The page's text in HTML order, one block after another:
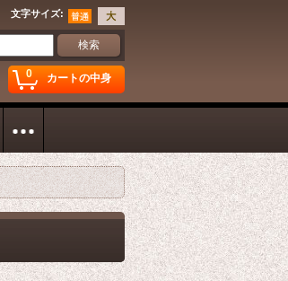
文字サイズ:
0 カートの中身